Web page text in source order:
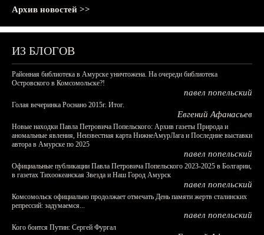
Архив новостей >>
ИЗ БЛОГОВ
Районная библиотека в Амурске уничтожена. На очереди библиотека
Островского в Комсомольске?!
павел попельский
Голая вечеринка Роснано 2015г. Итог.
Евгений Афанасьев
Новые находки Павла Петровича Попельского: Архив газеты Природа и
аномальные явления, Неизвестная карта НижнеАмурЛага и Последние выставки
автора в Амурске по 2025
павел попельский
Официальные публикации Павла Петровича Попельского 2023-2025 в Болгарии,
в газетах Тихоокеанская Звезда и Наш Город Амурск
павел попельский
Комсомольск официально продолжает отмечать День памяти жертв сталинских
репрессий: задумаемся...
павел попельский
Кого боится Путин: Сергей Фургал